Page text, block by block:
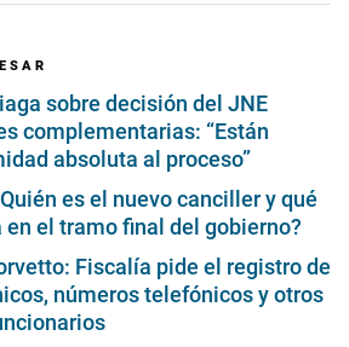
sobre decisión del JNE
complementarias: “Están
absoluta al proceso”
es el nuevo canciller y qué
el tramo final del gobierno?
Fiscalía pide el registro de
números telefónicos y otros